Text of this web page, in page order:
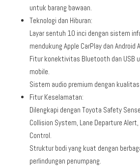
untuk barang bawaan.
Teknologi dan Hiburan:
Layar sentuh 10 inci dengan sistem
mendukung Apple CarPlay dan Android
Fitur konektivitas Bluetooth dan USB
mobile.
Sistem audio premium dengan kualitas
Fitur Keselamatan:
Dilengkapi dengan Toyota Safety
Collision System, Lane Departure
Control.
Struktur bodi yang kuat dengan
perlindungan penumpang.